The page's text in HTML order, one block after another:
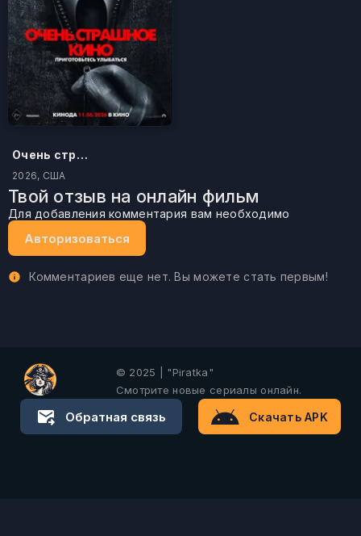
Очень страшное кино
2026, США
Твой отзыв на онлайн фильм
Для добавления комментария вам необходимо
Авторизоваться
Комментариев еще нет. Вы можете стать первым!
© 2025 | "Piratka"
Смотрите новые сериалы онлайн.
Обратная связь Скачать APK